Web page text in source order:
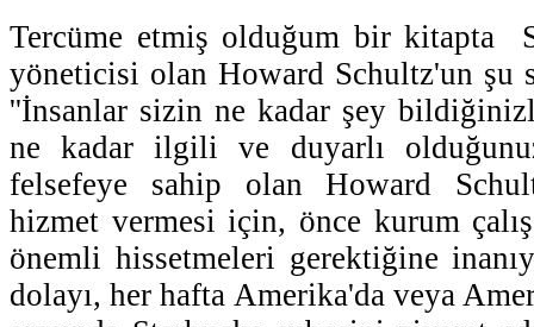
Tercüme etmiş olduğum bir kitapta
yöneticisi olan Howard Schultz'un şu
''İnsanlar sizin ne kadar şey
ne kadar ilgili ve duyarlı
felsefeye sahip olan Howard
hizmet vermesi için, önce kurum
önemli hissetmeleri gerektiğine
dolayı, her hafta Amerika'da veya